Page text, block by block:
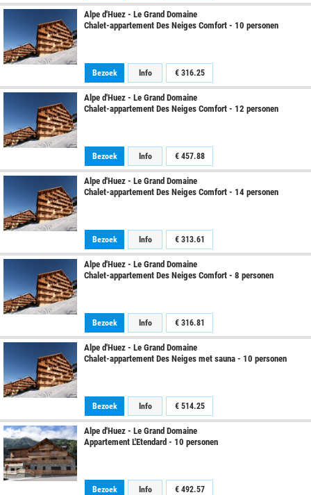
Alpe d'Huez - Le Grand Domaine
Chalet-appartement Des Neiges Comfort - 10 personen
Bezoek Info € 316.25
Alpe d'Huez - Le Grand Domaine
Chalet-appartement Des Neiges Comfort - 12 personen
Bezoek Info € 457.88
Alpe d'Huez - Le Grand Domaine
Chalet-appartement Des Neiges Comfort - 14 personen
Bezoek Info € 313.61
Alpe d'Huez - Le Grand Domaine
Chalet-appartement Des Neiges Comfort - 8 personen
Bezoek Info € 316.81
Alpe d'Huez - Le Grand Domaine
Chalet-appartement Des Neiges met sauna - 10 personen
Bezoek Info € 514.25
Alpe d'Huez - Le Grand Domaine
Appartement L'Etendard - 10 personen
Bezoek Info € 492.57